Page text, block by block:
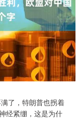
了，特朗普也拐着
经紧绷，这是为什